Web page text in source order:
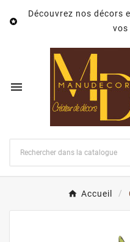

Découvrez nos décors
vos

Accueil